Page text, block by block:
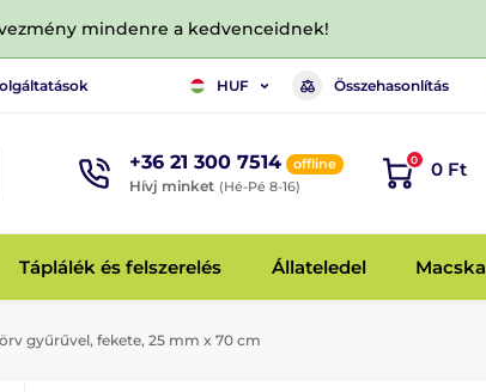
mindenre a kedvenceidnek!
HUF Összehasonlítás
+36 21 300 7514 offline
Hívj minket (Hé-Pé 8-16)
0 0 Ft
Táplálék és felszerelés Állateledel Macska
gyűrűvel, fekete, 25 mm x 70 cm